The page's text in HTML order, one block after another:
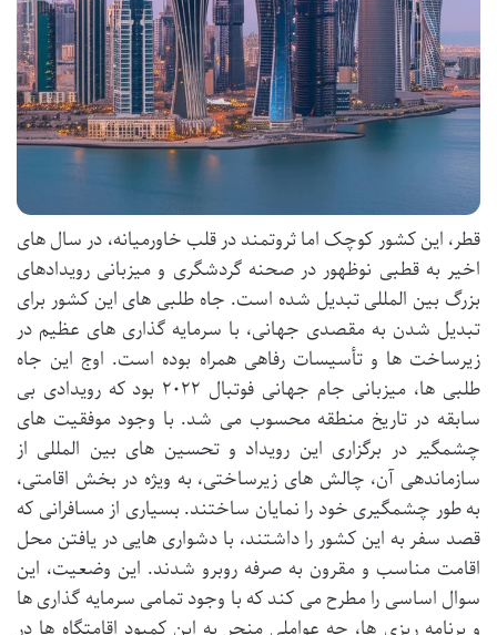
قطر، این کشور کوچک اما ثروتمند در قلب خاورمیانه، در سال های
اخیر به قطبی نوظهور در صحنه گردشگری و میزبانی رویدادهای
بزرگ بین المللی تبدیل شده است. جاه طلبی های این کشور برای
تبدیل شدن به مقصدی جهانی، با سرمایه گذاری های عظیم در
زیرساخت ها و تأسیسات رفاهی همراه بوده است. اوج این جاه
طلبی ها، میزبانی جام جهانی فوتبال ۲۰۲۲ بود که رویدادی بی
سابقه در تاریخ منطقه محسوب می شد. با وجود موفقیت های
چشمگیر در برگزاری این رویداد و تحسین های بین المللی از
سازماندهی آن، چالش های زیرساختی، به ویژه در بخش اقامتی،
به طور چشمگیری خود را نمایان ساختند. بسیاری از مسافرانی که
قصد سفر به این کشور را داشتند، با دشواری هایی در یافتن محل
اقامت مناسب و مقرون به صرفه روبرو شدند. این وضعیت، این
سوال اساسی را مطرح می کند که با وجود تمامی سرمایه گذاری ها
و برنامه ریزی ها، چه عواملی منجر به این کمبود اقامتگاه ها در